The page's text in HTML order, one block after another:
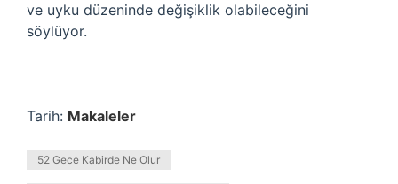
ve uyku düzeninde değişiklik olabileceğini
söylüyor.
Tarih: Makaleler
52 Gece Kabirde Ne Olur